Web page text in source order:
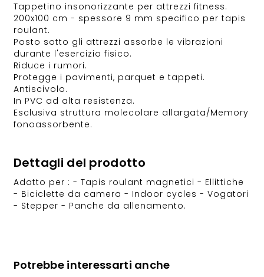
Tappetino insonorizzante per attrezzi fitness.
200x100 cm - spessore 9 mm specifico per tapis
roulant.
Posto sotto gli attrezzi assorbe le vibrazioni
durante l'esercizio fisico.
Riduce i rumori.
Protegge i pavimenti, parquet e tappeti.
Antiscivolo.
In PVC ad alta resistenza.
Esclusiva struttura molecolare allargata/Memory
fonoassorbente.
Dettagli del prodotto
Adatto per : - Tapis roulant magnetici - Ellittiche
- Biciclette da camera - Indoor cycles - Vogatori
- Stepper - Panche da allenamento.
Potrebbe interessarti anche